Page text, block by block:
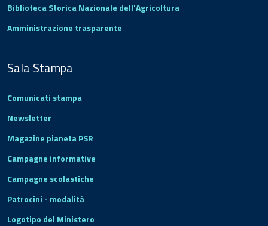
Biblioteca Storica Nazionale dell'Agricoltura
Amministrazione trasparente
Sala Stampa
Comunicati stampa
Newsletter
Magazine pianeta PSR
Campagne informative
Campagne scolastiche
Patrocini - modalità
Logotipo del Ministero